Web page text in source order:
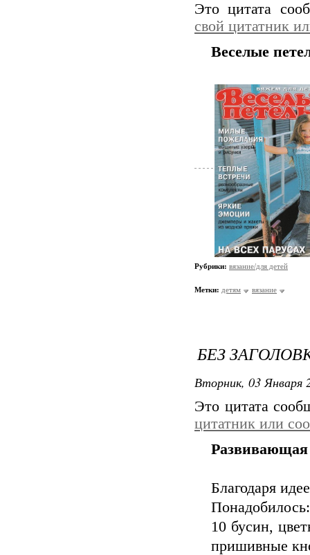
Это цитата
свой цитатник
Веселые
Рубрики: вязание/для детей
Метки: детям вязание
БЕЗ
Вторник, 03 Января
Это цитата
цитатник или
Благодаря
Понадобилось:
10 бусин,
пришивные